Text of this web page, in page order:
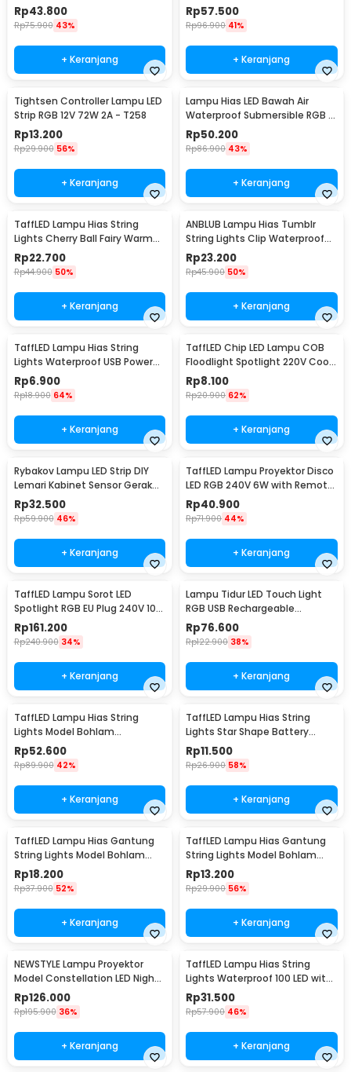
Mode 6.5M - 896
Rp43.800
Rp75.900 43%
+ Keranjang
White 18W - 300L
Rp57.500
Rp96.900 41%
+ Keranjang
Tightsen Controller Lampu LED
Strip RGB 12V 72W 2A - T258
Rp13.200
Rp29.900 56%
+ Keranjang
Lampu Hias LED Bawah Air
Waterproof Submersible RGB 2
PCS with Remote - 13017
Rp50.200
Rp86.900 43%
+ Keranjang
TaffLED Lampu Hias String
Lights Cherry Ball Fairy Warm
White 5M - LY20W
Rp22.700
Rp44.900 50%
+ Keranjang
ANBLUB Lampu Hias Tumblr
String Lights Clip Waterproof
20 LED 2M - 0606
Rp23.200
Rp45.900 50%
+ Keranjang
TaffLED Lampu Hias String
Lights Waterproof USB Power
50 LED 5M - SZ
Rp6.900
Rp18.900 64%
+ Keranjang
TaffLED Chip LED Lampu COB
Floodlight Spotlight 220V Cool
White 6000K 50W - COB4060-
AC220-50
Rp8.100
Rp20.900 62%
+ Keranjang
Rybakov Lampu LED Strip DIY
Lemari Kabinet Sensor Gerak
4.5W 1M - 2835
Rp32.500
Rp59.900 46%
+ Keranjang
TaffLED Lampu Proyektor Disco
LED RGB 240V 6W with Remote
Control - CY-LV-RG
Rp40.900
Rp71.900 44%
+ Keranjang
TaffLED Lampu Sorot LED
Spotlight RGB EU Plug 240V 10W
- L18RG
Rp161.200
Rp240.900 34%
+ Keranjang
Lampu Tidur LED Touch Light
RGB USB Rechargeable
1500mAh 5V 3W - F8-1
Rp76.600
Rp122.900 38%
+ Keranjang
TaffLED Lampu Hias String
Lights Model Bohlam
Waterproof 20 LED 5M - PD039
Rp52.600
Rp89.900 42%
+ Keranjang
TaffLED Lampu Hias String
Lights Star Shape Battery
Power 20 LED 3M - 2G11
Rp11.500
Rp26.900 58%
+ Keranjang
TaffLED Lampu Hias Gantung
String Lights Model Bohlam
Mini Waterproof 6M - ZYD0931
Rp18.200
Rp37.900 52%
+ Keranjang
TaffLED Lampu Hias Gantung
String Lights Model Bohlam
Mini Waterproof 3M - ZYD0931
Rp13.200
Rp29.900 56%
+ Keranjang
NEWSTYLE Lampu Proyektor
Model Constellation LED Night
Light 3W 5V - NL-USB
Rp126.000
Rp195.900 36%
+ Keranjang
TaffLED Lampu Hias String
Lights Waterproof 100 LED with
Solar Panel - M071
Rp31.500
Rp57.900 46%
+ Keranjang